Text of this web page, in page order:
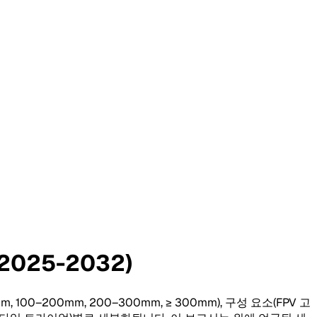
2032)
100–200mm, 200–300mm, ≥ 300mm), 구성 요소(FPV 고